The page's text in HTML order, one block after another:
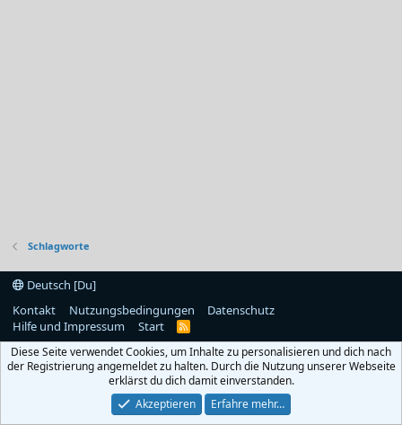
Schlagworte
Deutsch [Du]
Kontakt
Nutzungsbedingungen
Datenschutz
Hilfe und Impressum
Start
R
S
Diese Seite verwendet Cookies, um Inhalte zu personalisieren und dich nach
der Registrierung angemeldet zu halten. Durch die Nutzung unserer Webseite
erklärst du dich damit einverstanden.
Akzeptieren
Erfahre mehr…